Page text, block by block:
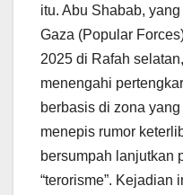
itu. Abu Shabab,
Gaza (Popular
2025 di Rafah
menengahi
berbasis di zona
menepis rumor
bersumpah lanjutkan
“terorisme”. Kejadian